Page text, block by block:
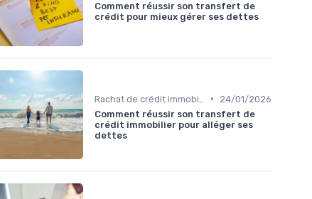
Comment réussir son transfert de
crédit pour mieux gérer ses dettes
•
24/01/2026
Comment réussir son transfert de
crédit immobilier pour alléger ses
dettes